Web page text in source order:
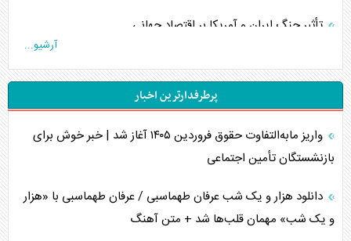
تأثیر جنگ ایران و آمریکا بر اقتصاد جهانی
اربعین، کابوس مشترک تل‌آویو-واشنگتن
برنامه هفتم توسعه در نقطه کور سیاستگذاری
اوکراین بازوی مخرب آمریکا در غرب آسیا
آرشیو...
پرطرفدارترین اخبار
واریز مابه‌التفاوت حقوق فروردین ۱۴۰۵ آغاز شد | خبر خوش برای
بازنشستگان تأمین اجتماعی
دانلود هزار و یک شب عرفان طهماسبی / عرفان طهماسبی با «هزار
و یک شب» مهمان قلب‌ها شد + متن آهنگ